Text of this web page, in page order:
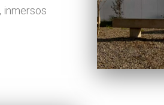
inmersos